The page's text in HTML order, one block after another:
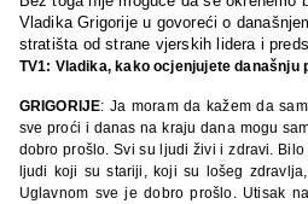
Vladika Grigorije u govoreći o
stratišta od strane vjerskih lidera i
TV1: Vladika, kako ocjenjujete današnju
GRIGORIJE: Ja moram da kažem da
sve proći i danas na kraju dana mogu
dobro prošlo. Svi su ljudi živi i zdravi.
ljudi koji su stariji, koji su lošeg
Uglavnom sve je dobro prošlo. Utisak